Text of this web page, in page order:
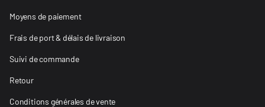
Moyens de paiement
Frais de port & délais de livraison
Suivi de commande
Retour
Conditions générales de vente